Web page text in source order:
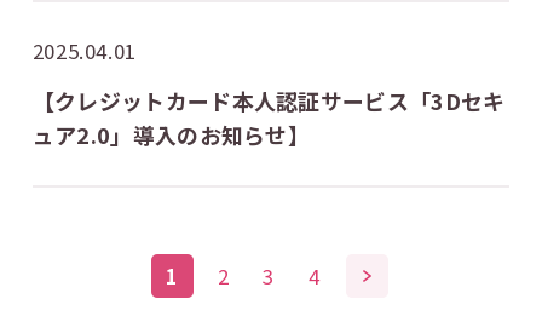
2025.04.01
【クレジットカード本人認証サービス「3Dセキ
ュア2.0」導入のお知らせ】
1 2 3 4